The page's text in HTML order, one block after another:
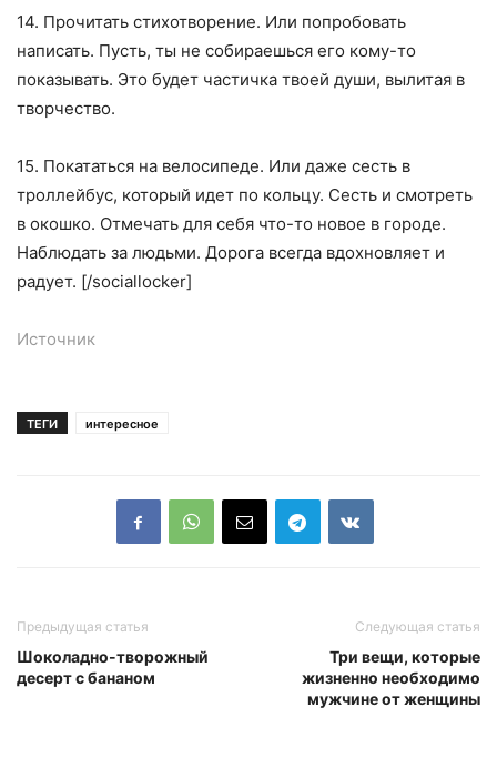
14. Прочитать стихотворение. Или попробовать
написать. Пусть, ты не собираешься его кому-то
показывать. Это будет частичка твоей души, вылитая в
творчество.
15. Покататься на велосипеде. Или даже сесть в
троллейбус, который идет по кольцу. Сесть и смотреть
в окошко. Отмечать для себя что-то новое в городе.
Наблюдать за людьми. Дорога всегда вдохновляет и
радует. [/sociallocker]
Источник
ТЕГИ интересное
Предыдущая статья
Шоколадно-творожный
десерт с бананом
Следующая статья
Три вещи, которые
жизненно необходимо
мужчине от женщины